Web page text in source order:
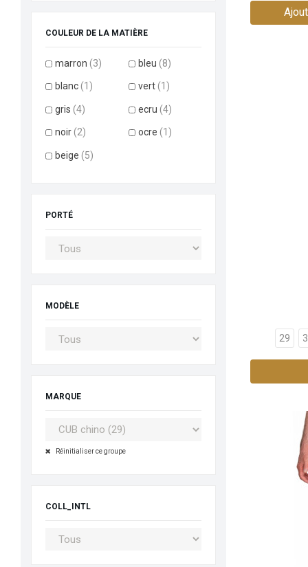
COULEUR DE LA MATIÈRE
marron (3)
blanc(1)
gris (4)
noir(2)
beige (5)
bleu (8)
vert(1)
ecru (4)
ocre (1)
PORTÉ
MODÈLE
MARQUE
Réinitialiser ce groupe
COLL_INTL
29